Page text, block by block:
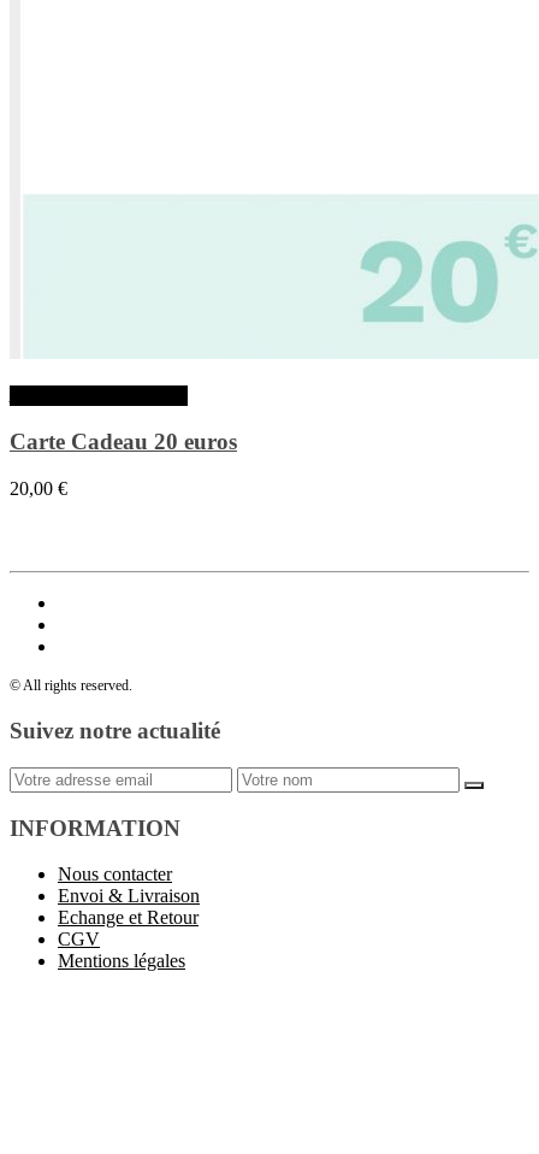
Carte Cadeau 20 euros
20,00 €
© All rights reserved.
Suivez notre actualité
INFORMATION
Nous contacter
Envoi & Livraison
Echange et Retour
CGV
Mentions légales